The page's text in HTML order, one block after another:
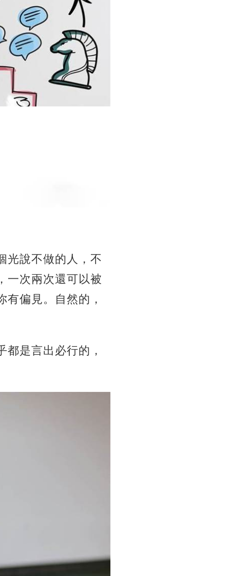
光說不做的人，不
一次兩次還可以被
偏見。自然的，
是言出必行的，